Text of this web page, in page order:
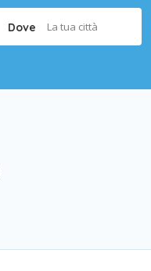
Dove La tua città